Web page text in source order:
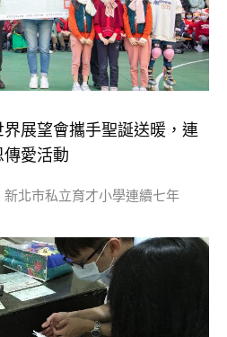
展望會攜手聖誕送暖，連
愛活動
北市私立育才小學連續七年